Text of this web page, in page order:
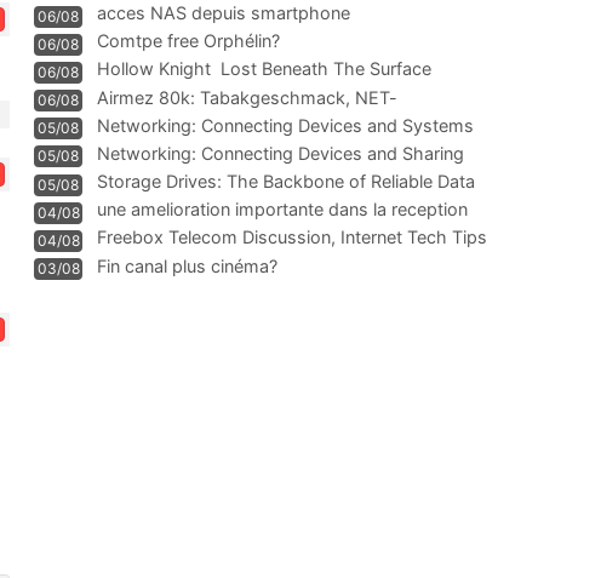
06/08 acces NAS depuis smartphone
06/08 Comtpe free Orphélin?
06/08 Hollow Knight  Lost Beneath The Surface
06/08
Airmez 80k: Tabakgeschmack, NET-
Technologie und Leistung im
05/08 Networking: Connecting Devices and Systems
05/08
Networking: Connecting Devices and Sharing
Information
05/08
Storage Drives: The Backbone of Reliable Data
Management
04/08
une amelioration importante dans la reception
WIFI
04/08
Freebox Telecom Discussion, Internet Tech Tips
Communi
03/08 Fin canal plus cinéma?